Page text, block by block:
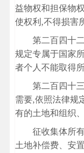
益物权和担保物
使权利,不得损害
第二百四十
规定专属于国家
者个人不能取得所
第二百四十
需要,依照法律规
有的土地和组织
征收集体所
土地补偿费、安